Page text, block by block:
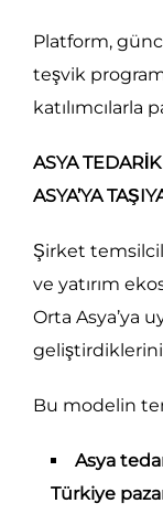
Platform,
teşvik
katılımcılarla
ASYA
ASYA’YA
Şirket
ve yatırım
Orta Asya’ya
geliştirdiklerini
Bu modelin
Asya
Türkiye